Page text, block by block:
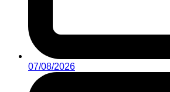
07/08/2026